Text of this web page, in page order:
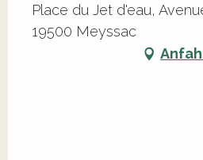
Place du Jet d'eau,
19500 Meyssac